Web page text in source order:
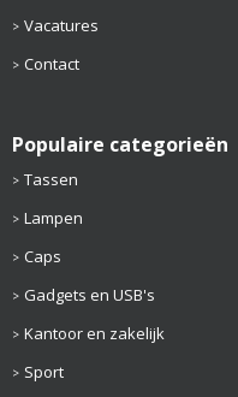
Vacatures
Contact
Populaire categorieën
Tassen
Lampen
Caps
Gadgets en USB's
Kantoor en zakelijk
Sport